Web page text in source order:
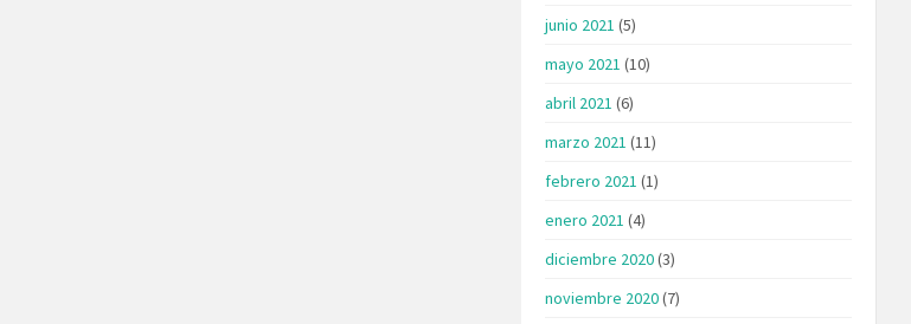
junio 2021 (5)
mayo 2021 (10)
abril 2021 (6)
marzo 2021 (11)
febrero 2021 (1)
enero 2021 (4)
diciembre 2020(3)
noviembre 2020(7)